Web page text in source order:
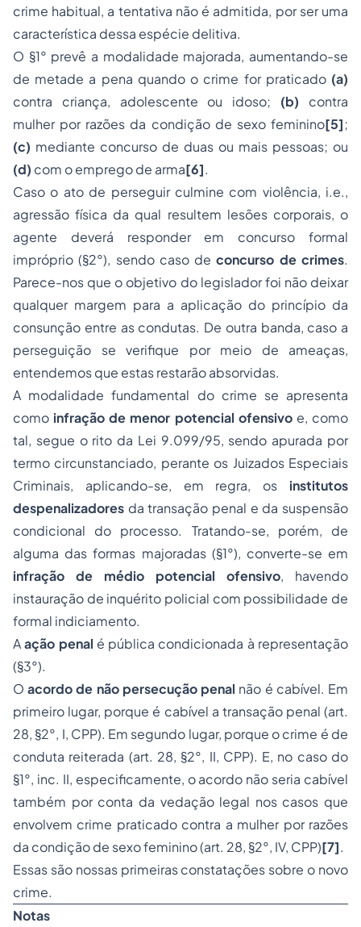
crime habitual, a tentativa não é admitida, por ser uma
característica dessa espécie delitiva.
O §1° prevê a modalidade majorada, aumentando-se
de metade a pena quando o crime for praticado (a)
contra criança, adolescente ou idoso; (b) contra
mulher por razões da condição de sexo feminino[5];
(c) mediante concurso de duas ou mais pessoas; ou
(d) com o emprego de arma[6].
Caso o ato de perseguir culmine com violência, i.e.,
agressão física da qual resultem lesões corporais, o
agente deverá responder em concurso formal
impróprio (§2°), sendo caso deconcurso de crimes.
Parece-nos que o objetivo do legislador foi não deixar
qualquer margem para a aplicação do princípio da
consunção entre as condutas. De outra banda, caso a
perseguição se verifique por meio de ameaças,
entendemos que estas restarão absorvidas.
A modalidade fundamental do crime se apresenta
como infração de menor potencial ofensivoe, como
tal, segue o rito da Lei 9.099/95, sendo apurada por
termo circunstanciado, perante os Juizados Especiais
Criminais, aplicando-se, em regra, os institutos
despenalizadores da transação penal e da suspensão
condicional do processo. Tratando-se, porém, de
alguma das formas majoradas (§1°), converte-se em
infração de médio potencial ofensivo, havendo
instauração de inquérito policial com possibilidade de
formal indiciamento.
Aação penal é pública condicionada à representação
(§3°).
Oacordo de não persecução penal não é cabível. Em
primeiro lugar, porque é cabível a transação penal (art.
28, §2°, I, CPP). Em segundo lugar, porque o crime é de
conduta reiterada (art. 28, §2°, II, CPP). E, no caso do
§1°, inc. II, especificamente, o acordo não seria cabível
também por conta da vedação legal nos casos que
envolvem crime praticado contra a mulher por razões
da condição de sexo feminino (art. 28, §2°, IV, CPP)[7].
Essas são nossas primeiras constatações sobre o novo
crime.
Notas